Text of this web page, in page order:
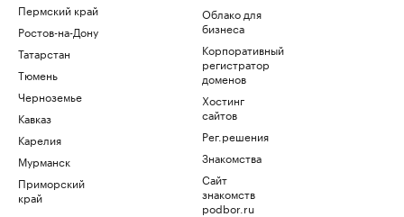
Пермский край
Ростов-на-Дону
Татарстан
Тюмень
Черноземье
Кавказ
Карелия
Мурманск
Приморский
край
Облако для
бизнеса
Корпоративный
регистратор
доменов
Хостинг
сайтов
Рег.решения
Знакомства
Сайт
знакомств
podbor.ru